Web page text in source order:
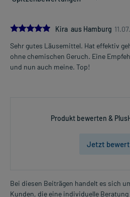
5.0
Kira aus Hamburg
Sehr gutes Läusemittel. Hat effektiv
ohne chemischen Geruch. Eine
und nun auch meine. Top!
Produkt bewerten &
Jetzt
Bei diesen Beiträgen handelt es sich
Kunden, die eine individuelle